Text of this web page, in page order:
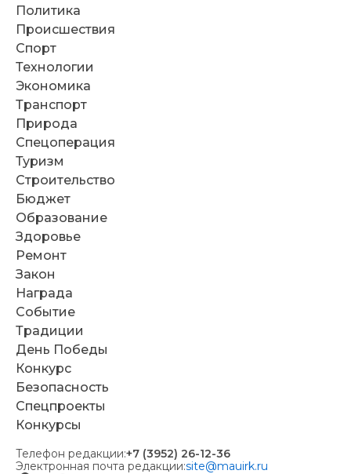
Политика
Происшествия
Спорт
Технологии
Экономика
Транспорт
Природа
Спецоперация
Туризм
Строительство
Бюджет
Образование
Здоровье
Ремонт
Закон
Награда
Событие
Традиции
День Победы
Конкурс
Безопасность
Спецпроекты
Конкурсы
Телефон редакции:+7 (3952) 26-12-36
Электронная почта редакции:site@mauirk.ru